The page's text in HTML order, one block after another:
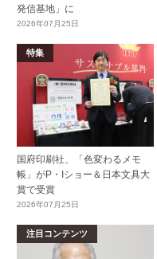
発信基地」に
2026年07月25日
特集
国府印刷社、「色変わるメモ
帳」がP・Iショー＆日本文具大
賞で受賞
2026年07月25日
注目コンテンツ